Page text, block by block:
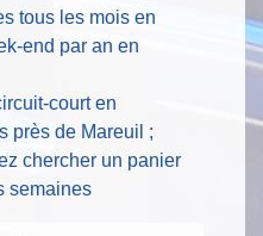
tous les mois en
end par an en
court en
près de Mareuil ;
chercher un panier
semaines